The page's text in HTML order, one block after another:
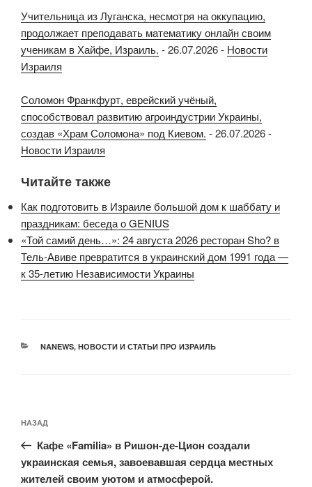
Учительница из Луганска, несмотря на оккупацию,
продолжает преподавать математику онлайн своим
ученикам в Хайфе, Израиль. -26.07.2026- Новости
Израиля
Соломон Франкфурт, еврейский учёный,
способствовал развитию агроиндустрии Украины,
создав «Храм Соломона» под Киевом. -26.07.2026-
Новости Израиля
Читайте также
Как подготовить в Израиле большой дом к шаббату и
праздникам: беседа о GENIUS
«Той самий день…»: 24 августа 2026 ресторан Sho? в
Тель-Авиве превратится в украинский дом 1991 года —
к 35-летию Независимости Украины
РУБРИКИ
NANEWS, НОВОСТИ И СТАТЬИ ПРО ИЗРАИЛЬ
по
записям
Предыдущая
запись:
НАЗАД
Кафе «Familia» в Ришон-де-Цион создали
украинская семья, завоевавшая сердца местных
жителей своим уютом и атмосферой.